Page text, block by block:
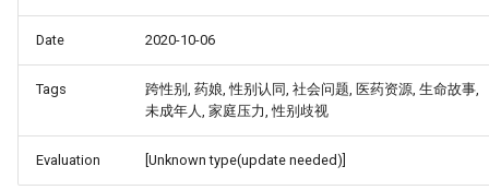
Date 2020-10-06
Tags
跨性别, 药娘, 性别认同, 社会问题, 医药资源, 生命故事,
未成年人, 家庭压力, 性别歧视
Evaluation [Unknown type(update needed)]